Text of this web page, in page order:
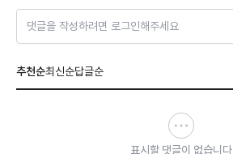
댓글을 작성하려면 로그인해주세요
추천순최신순답글순
표시할 댓글이 없습니다